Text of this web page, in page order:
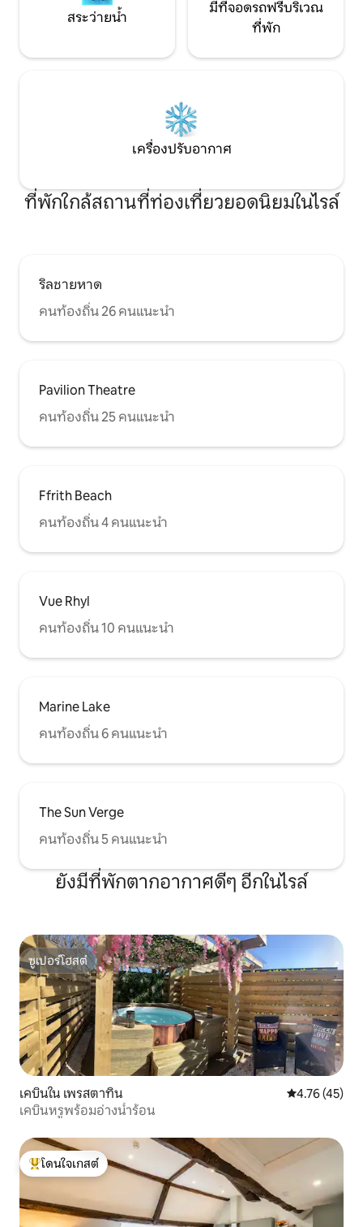
สระว่ายน้ำ
มีที่จอดรถฟรีบริเวณ
ที่พัก
เครื่องปรับอากาศ
ที่พักใกล้สถานที่ท่องเที่ยวยอดนิยมในไรล์
ริลชายหาด
คนท้องถิ่น 26 คนแนะนำ
Pavilion Theatre
คนท้องถิ่น 25 คนแนะนำ
Ffrith Beach
คนท้องถิ่น 4 คนแนะนำ
Vue Rhyl
คนท้องถิ่น 10 คนแนะนำ
Marine Lake
คนท้องถิ่น 6 คนแนะนำ
The Sun Verge
คนท้องถิ่น 5 คนแนะนำ
ยังมีที่พักตากอากาศดีๆ อีกในไรล์
ซูเปอร์โฮสต์
ซูเปอร์โฮสต์
เคบินใน เพรสตาทิน คะแนนเฉลี่ย
4.76 (45)
เคบินหรูพร้อมอ่างน้ำร้อน
โดนใจเกสต์ที่สุด
โดนใจเกสต์